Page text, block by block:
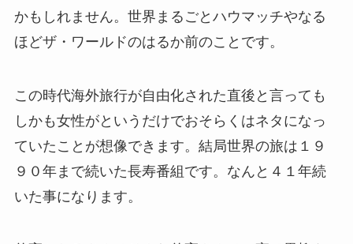
かもしれません。世界まるごとハウマッチやなる
ほどザ・ワールドのはるか前のことです。
この時代海外旅行が自由化された直後と言っても
しかも女性がというだけでおそらくはネタになっ
ていたことが想像できます。結局世界の旅は１９
９０年まで続いた長寿番組です。なんと４１年続
いた事になります。